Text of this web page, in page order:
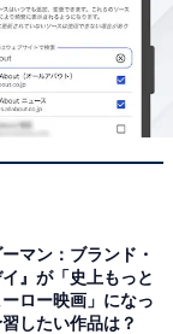
」の目黒蓮さん
り低く見られ
。抜群のスタ
ーマン：ブランド・
』が「史上もっと
ロー映画」になっ
したい作品は？